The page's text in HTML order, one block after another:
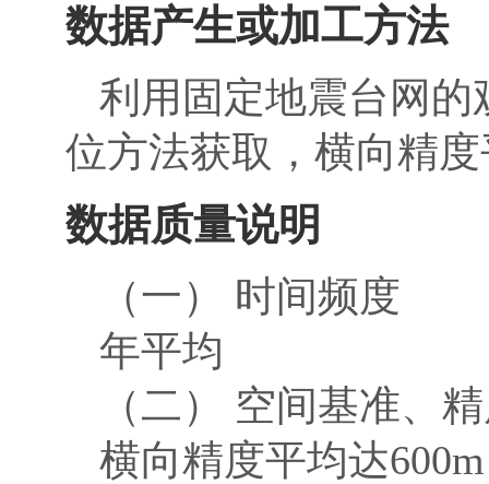
数据产生或加工方法
利用固定地震台网
位方法获取，横向精度
数据质量说明
（一） 时间频度
年平均
（二） 空间基准、
横向精度平均达600m